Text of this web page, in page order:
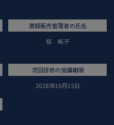
酒類販売管理者の氏名
桂 純子
次回研修の受講期限
2028年10月15日